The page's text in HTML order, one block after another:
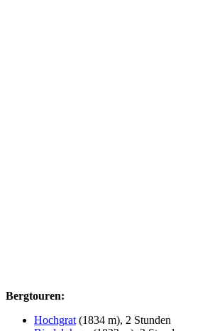
Bergtouren:
Hochgrat(1834 m), 2 Stunden